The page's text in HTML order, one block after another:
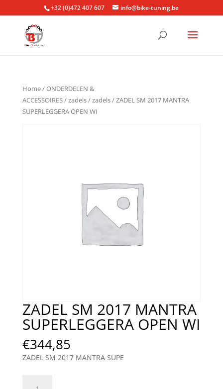
+32 (0)472 407 607 info@bike-tuning.be
Home/ONDERDELEN &
ACCESSOIRES/zadels/zadels/ ZADEL SM 2017 MANTRA
SUPERLEGGERA OPEN WI
ZADEL SM 2017 MANTRA
SUPERLEGGERA OPEN WI
€344,85
ZADEL SM 2017 MANTRA SUPE